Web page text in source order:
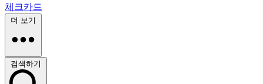
체크카드
더 보기
검색하기